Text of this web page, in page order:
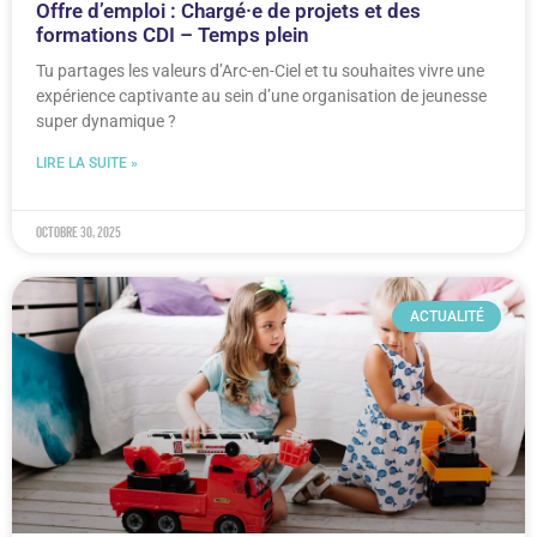
Offre d’emploi : Chargé·e de projets et des
formations CDI – Temps plein
Tu partages les valeurs d’Arc-en-Ciel et tu souhaites vivre une
expérience captivante au sein d’une organisation de jeunesse
super dynamique ?
LIRE LA SUITE »
octobre 30, 2025
ACTUALITÉ